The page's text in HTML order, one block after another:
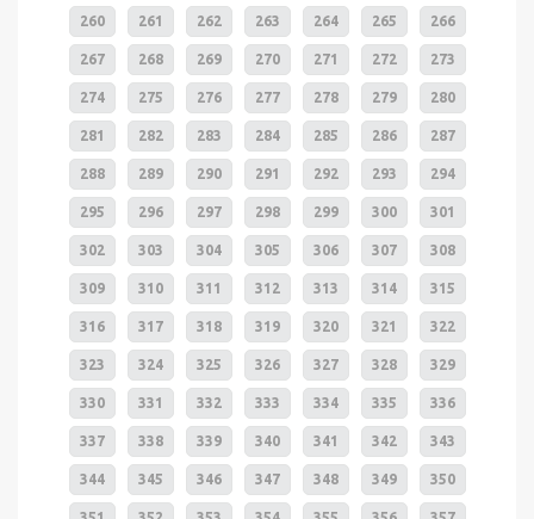
260 261 262 263 264 265 266
267 268 269 270 271 272 273
274 275 276 277 278 279 280
281 282 283 284 285 286 287
288 289 290 291 292 293 294
295 296 297 298 299 300 301
302 303 304 305 306 307 308
309 310 311 312 313 314 315
316 317 318 319 320 321 322
323 324 325 326 327 328 329
330 331 332 333 334 335 336
337 338 339 340 341 342 343
344 345 346 347 348 349 350